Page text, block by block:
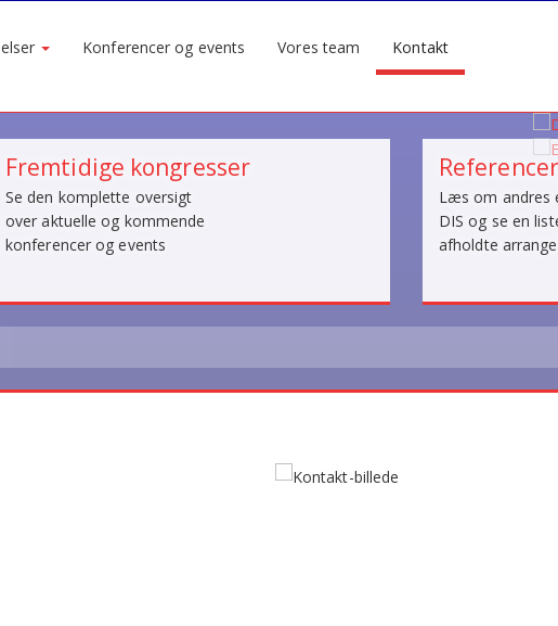
Konferencer og events Vores team Kontakt
Fremtidige kongresser
Se den komplette oversigt
over aktuelle og kommende
konferencer og events
Referencer
Læs om andres
DIS og se en
afholdte